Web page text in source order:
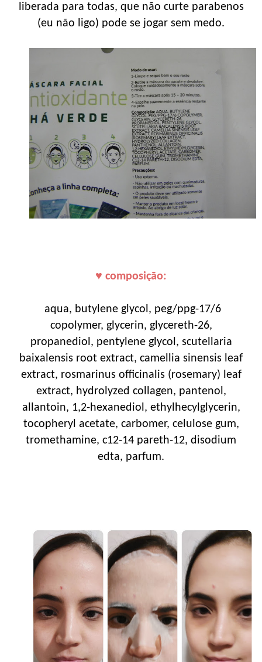
liberada para todas, que não curte parabenos
(eu não ligo) pode se jogar sem medo.
♥ composição:
aqua, butylene glycol, peg/ppg-17/6
copolymer, glycerin, glycereth-26,
propanediol, pentylene glycol, scutellaria
baixalensis root extract, camellia sinensis leaf
extract, rosmarinus officinalis (rosemary) leaf
extract, hydrolyzed collagen, pantenol,
allantoin, 1,2-hexanediol, ethylhecylglycerin,
tocopheryl acetate, carbomer, celulose gum,
tromethamine, c12-14 pareth-12, disodium
edta, parfum.